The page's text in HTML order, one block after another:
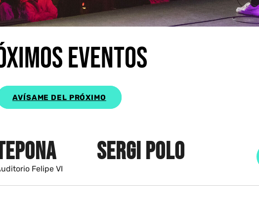
eventos
AVÍSAME DEL PRÓXIMO
Felipe VI
SERGI POLO